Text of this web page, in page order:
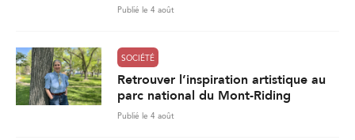
Publié le 4 août
SOCIÉTÉ
Retrouver l’inspiration artistique au
parc national du Mont-Riding
Publié le 4 août